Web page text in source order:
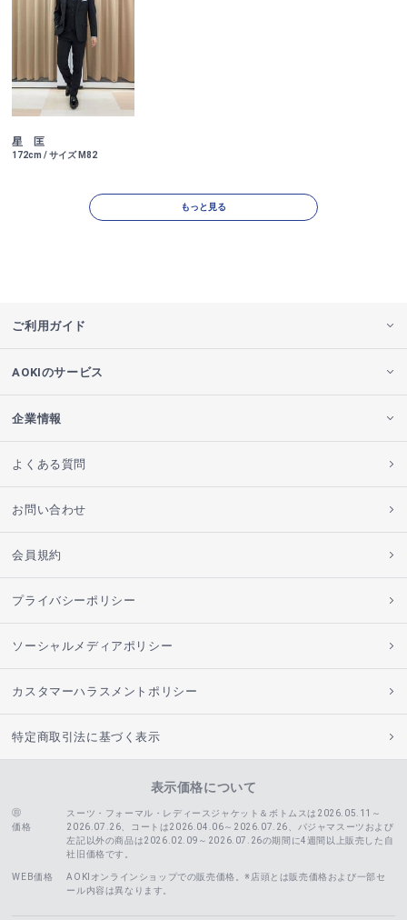
星 匡
172cm / サイズ M82
もっと見る
ご利用ガイド
AOKIのサービス
企業情報
よくある質問
お問い合わせ
会員規約
プライバシーポリシー
ソーシャルメディアポリシー
カスタマーハラスメントポリシー
特定商取引法に基づく表示
表示価格について
価格
スーツ・フォーマル・レディースジャケット＆ボトムスは2026.05.11～
2026.07.26、コートは2026.04.06～2026.07.26、 パジャマスーツおよび
左記以外の商品は2026.02.09～2026.07.26の期間に4週間以上販売した自
社旧価格です。
WEB価格
AOKIオンラインショップでの販売価格。※店頭とは販売価格および一部セ
ール内容は異なります。